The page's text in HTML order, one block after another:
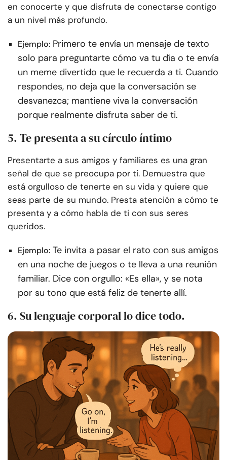
en conocerte y que disfruta de conectarse contigo
a un nivel más profundo.
Ejemplo: Primero te envía un mensaje de texto
solo para preguntarte cómo va tu día o te envía
un meme divertido que le recuerda a ti. Cuando
respondes, no deja que la conversación se
desvanezca; mantiene viva la conversación
porque realmente disfruta saber de ti.
5. Te presenta a su círculo íntimo
Presentarte a sus amigos y familiares es una gran
señal de que se preocupa por ti. Demuestra que
está orgulloso de tenerte en su vida y quiere que
seas parte de su mundo. Presta atención a cómo te
presenta y a cómo habla de ti con sus seres
queridos.
Ejemplo: Te invita a pasar el rato con sus amigos
en una noche de juegos o te lleva a una reunión
familiar. Dice con orgullo: «Es ella», y se nota
por su tono que está feliz de tenerte allí.
6. Su lenguaje corporal lo dice todo.